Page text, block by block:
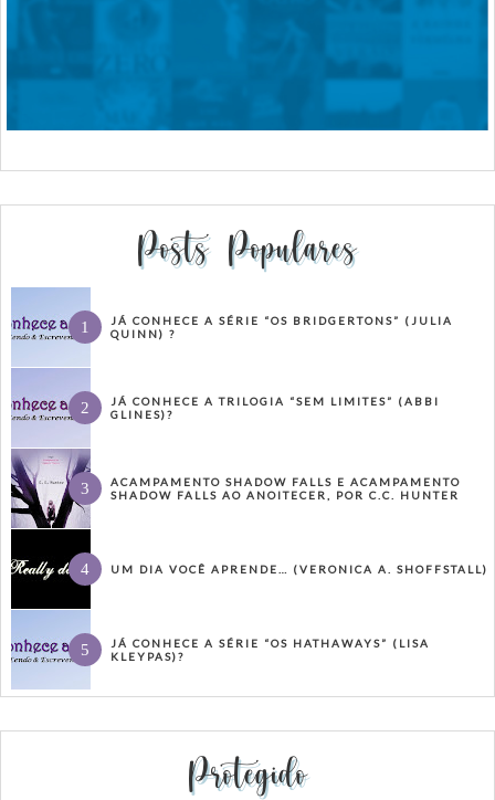
Posts Populares
JÁ CONHECE A SÉRIE “OS BRIDGERTONS” (JULIA
QUINN) ?
JÁ CONHECE A TRILOGIA “SEM LIMITES” (ABBI
GLINES)?
ACAMPAMENTO SHADOW FALLS E ACAMPAMENTO
SHADOW FALLS AO ANOITECER, POR C.C. HUNTER
UM DIA VOCÊ APRENDE… (VERONICA A. SHOFFSTALL)
JÁ CONHECE A SÉRIE “OS HATHAWAYS” (LISA
KLEYPAS)?
Protegido